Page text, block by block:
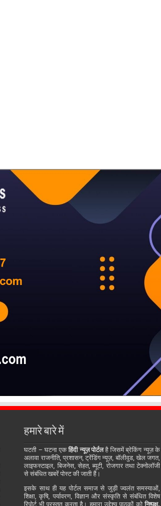
हमारे बारे में
घटती – घटना एकहिंदी न्यूज़ पोर्टलहै जिसमें ब्रेकिंग न्यूज़ के
अलावा राजनीति, प्रशासन, ट्रेंडिंग न्यूज़, बॉलीवुड, खेल जगत,
लाइफस्टाइल, बिजनेस, सेहत, ब्यूटी, रोजगार तथा टेक्नोलॉजी
से संबंधित खबरें पोस्ट की जाती हैं।
इसके साथ ही यह पोर्टल समाज से जुड़ी ज्वलंत समस्याओं,
शिक्षा, कृषि, पर्यावरण, विज्ञान और संस्कृति से संबंधित विशेष
रिपोर्ट भी प्रस्तुत करता है। हमारा उद्देश्य पाठकों कोनिष्पक्ष,